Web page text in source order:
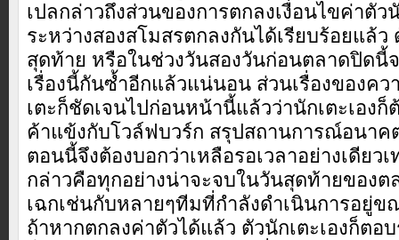
เปลกล่าวถึงส่วนของการตกลงเงื่อนไขค่าตัว
ระหว่างสองสโมสรตกลงกันได้เรียบร้อยแล้
สุดท้าย หรือในช่วงวันสองวันก่อนตลาดปิดนี้
เรื่องนี้กันซ้ำอีกแล้วแน่นอน ส่วนเรื่องของคว
เตะก็ชัดเจนไปก่อนหน้านี้แล้วว่านักเตะเองก็
ค้าแข้งกับโวล์ฟบวร์ก สรุปสถานการณ์อนาค
ตอนนี้จึงต้องบอกว่าเหลือรอเวลาอย่างเดียว
กล่าวคือทุกอย่างน่าจะจบในวันสุดท้ายของ
เฉกเช่นกับหลายๆทีมที่กำลังดำเนินการอยู่ข
ถ้าหากตกลงค่าตัวได้แล้ว ตัวนักเตะเองก็ตอ